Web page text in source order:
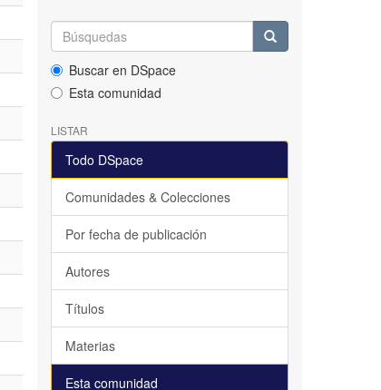
Buscar en DSpace
Esta comunidad
LISTAR
Todo DSpace
Comunidades & Colecciones
Por fecha de publicación
Autores
Títulos
Materias
Esta comunidad